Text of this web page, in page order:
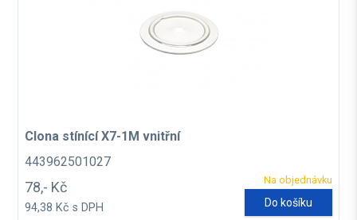
Clona stínící X7-1M vnitřní
443962501027
Na objednávku
78,- Kč
94,38 Kč s DPH Do košíku